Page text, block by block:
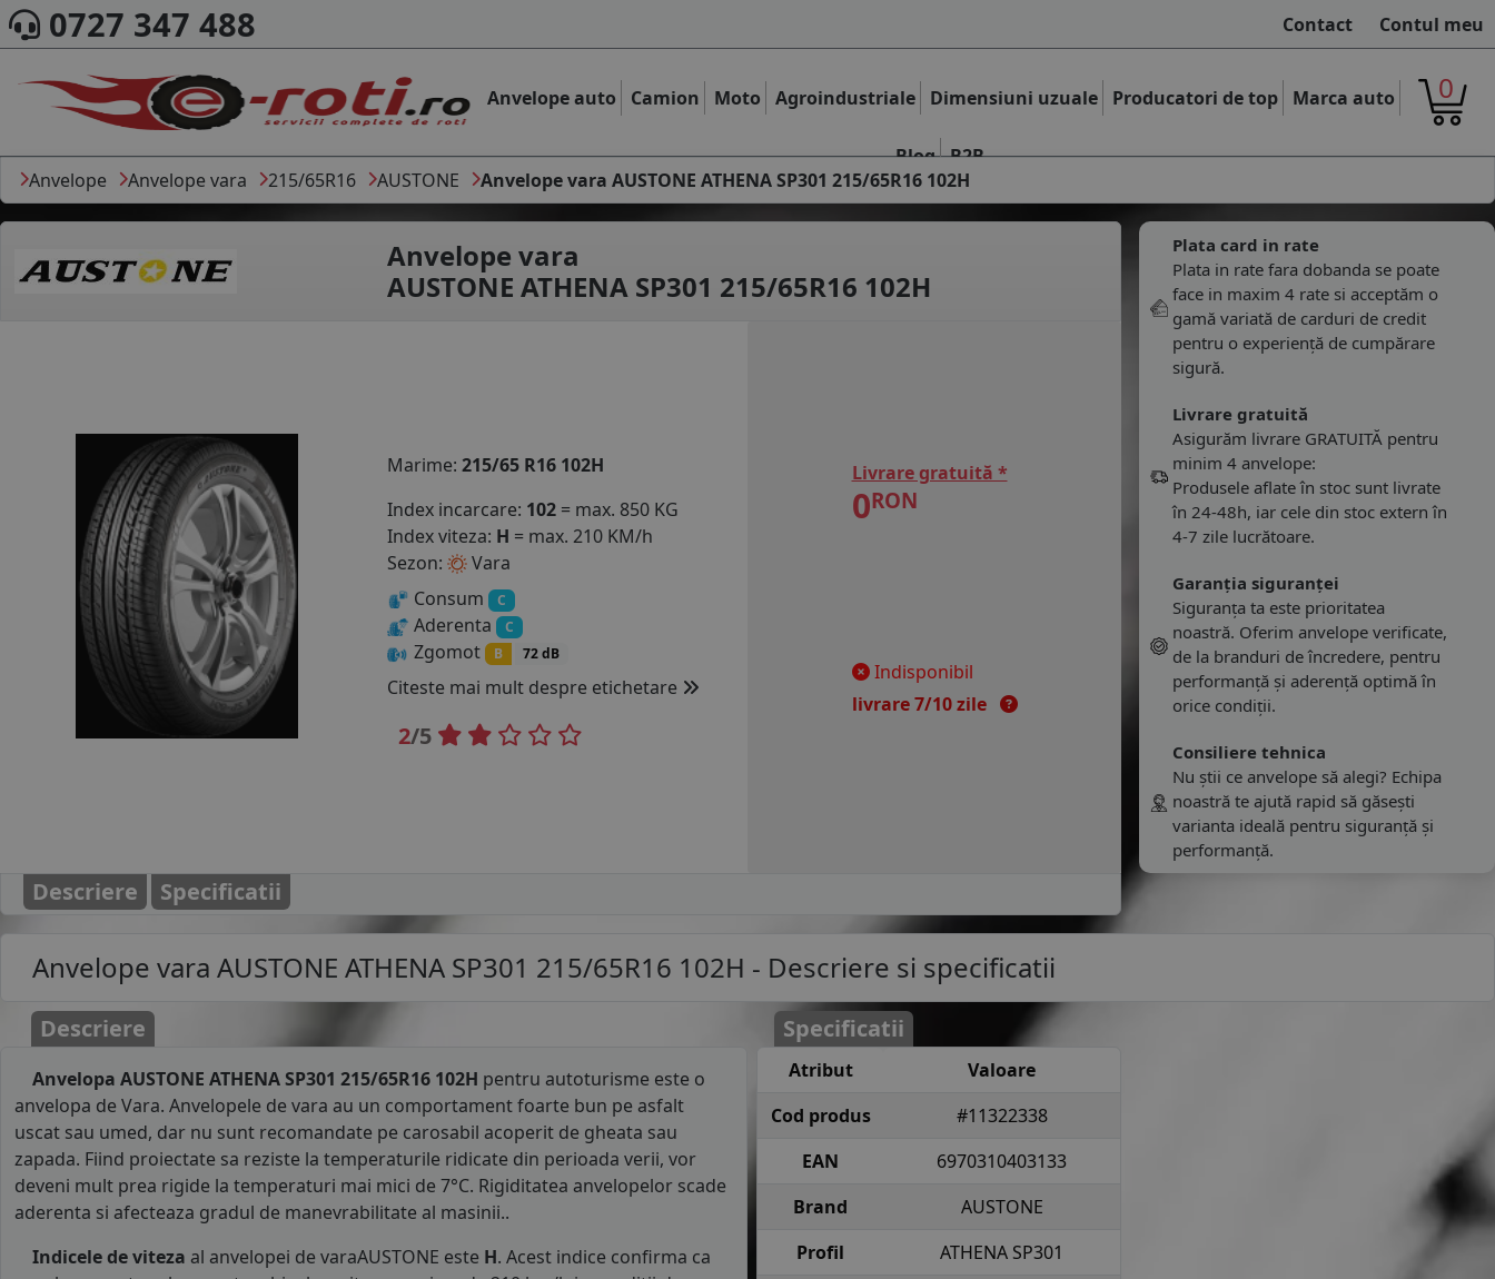
0727 347 488 Contact Contul meu
Anvelope auto Camion Moto Agroindustriale Dimensiuni uzuale Producatori de top Marca auto
Blog B2B
0
Anvelope Anvelope vara 215/65R16 AUSTONE Anvelope vara AUSTONE ATHENA SP301 215/65R16 102H
Anvelope vara
AUSTONE ATHENA SP301 215/65R16 102H
Marime: 215/65 R16 102H
Index incarcare: 102 = max. 850 KG
Index viteza: H = max. 210 KM/h
Sezon:
Vara
Consum
C
Aderenta C
Zgomot B 72 dB
Citeste mai mult despre etichetare
2/5
Livrare gratuită *
0RON
Indisponibil
livrare 7/10 zile
Plata card in rate
Plata in rate fara dobanda se poate
face in maxim 4 rate si acceptăm o
gamă variată de carduri de credit
pentru o experiență de cumpărare
sigură.
Livrare gratuită
Asigurăm livrare GRATUITĂ pentru
minim 4 anvelope:
Produsele aflate în stoc sunt livrate
în 24-48h, iar cele din stoc extern în
4-7 zile lucrătoare.
Garanția siguranței
Siguranța ta este prioritatea
noastră. Oferim anvelope verificate,
de la branduri de încredere, pentru
performanță și aderență optimă în
orice condiții.
Consiliere tehnica
Nu știi ce anvelope să alegi? Echipa
noastră te ajută rapid să găsești
varianta ideală pentru siguranță și
performanță.
Descriere Specificatii
Anvelope vara AUSTONE ATHENA SP301 215/65R16 102H - Descriere si specificatii
Descriere
Anvelopa AUSTONE ATHENA SP301 215/65R16 102H pentru autoturisme este o
anvelopa de Vara. Anvelopele de vara au un comportament foarte bun pe asfalt
uscat sau umed, dar nu sunt recomandate pe carosabil acoperit de gheata sau
zapada. Fiind proiectate sa reziste la temperaturile ridicate din perioada verii, vor
deveni mult prea rigide la temperaturi mai mici de 7°C. Rigiditatea anvelopelor scade
aderenta si afecteaza gradul de manevrabilitate al masinii..
Indicele de viteza al anvelopei de varaAUSTONE este H. Acest indice confirma ca
Specificatii
Atribut
Valoare
Cod produs
#11322338
EAN
6970310403133
Brand
AUSTONE
Profil
ATHENA SP301